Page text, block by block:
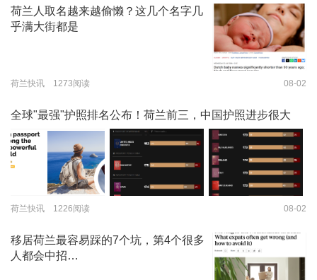
荷兰人取名越来越偷懒？这几个名字几
乎满大街都是
荷兰快讯 1273阅读 08-02
全球"最强"护照排名公布！荷兰前三，中国护照进步很大
荷兰快讯 1226阅读 08-02
移居荷兰最容易踩的7个坑，第4个很多
人都会中招…